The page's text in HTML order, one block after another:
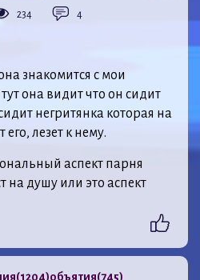
234 4
знакомится с мои
она видит что он сидит
негритянка которая на
лезет к нему.
аспект парня
на душу или это аспект
(1204)объятия(745)